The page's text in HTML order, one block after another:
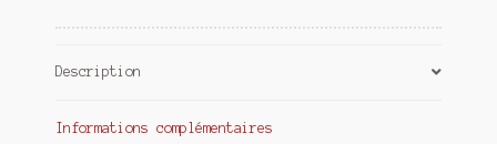
Description
Informations complémentaires